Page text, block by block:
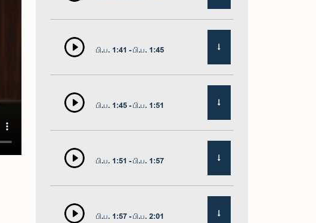
பி.ப. 1:41 - பி.ப. 1:45
பி.ப. 1:45 - பி.ப. 1:51
பி.ப. 1:51 - பி.ப. 1:57
பி.ப. 1:57 - பி.ப. 2:01